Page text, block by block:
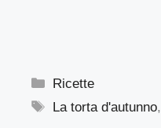
Categorie
Ricette
Tag
La torta d'autunno